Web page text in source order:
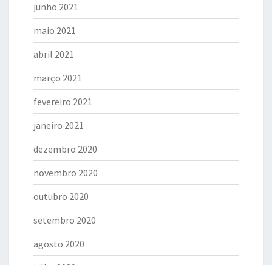
junho 2021
maio 2021
abril 2021
março 2021
fevereiro 2021
janeiro 2021
dezembro 2020
novembro 2020
outubro 2020
setembro 2020
agosto 2020